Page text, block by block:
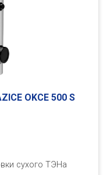
OKCE 500 S
сухого ТЭНа